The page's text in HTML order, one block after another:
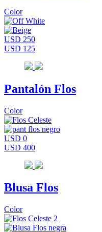
Color
USD 250
USD 125
Pantalón Flos
Color
USD 0
USD 400
Blusa Flos
Color